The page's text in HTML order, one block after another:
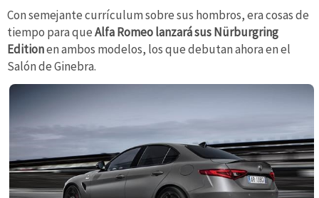
Con semejante currículum sobre sus hombros, era cosas de
tiempo para queAlfa Romeo lanzará sus Nürburgring
Editionen ambos modelos, los que debutan ahora en el
Salón de Ginebra.